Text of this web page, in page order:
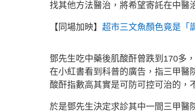
找其他方法醫治，將希望寄託在中醫
【同場加映】 超市三文魚顏色竟是「
鄧先生吃中藥後肌酸酐曾跌到170多
在小紅書看到科普的廣告，指三甲醫
酸酐指數高其實是可防可控可治的，
於是鄧先生決定求診其中一間三甲醫